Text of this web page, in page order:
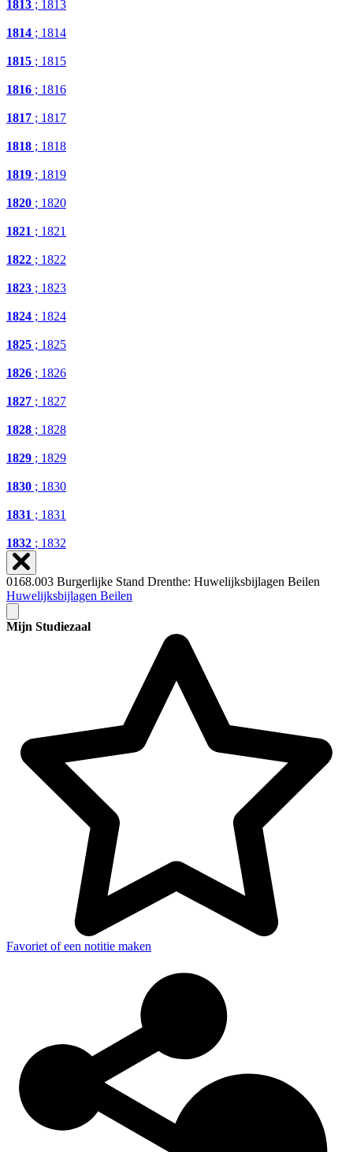
1813 ; 1813
1814 ; 1814
1815 ; 1815
1816 ; 1816
1817 ; 1817
1818 ; 1818
1819 ; 1819
1820 ; 1820
1821 ; 1821
1822 ; 1822
1823 ; 1823
1824 ; 1824
1825 ; 1825
1826 ; 1826
1827 ; 1827
1828 ; 1828
1829 ; 1829
1830 ; 1830
1831 ; 1831
1832 ; 1832
0168.003 Burgerlijke Stand Drenthe: Huwelijksbijlagen Beilen
Huwelijksbijlagen Beilen
Mijn Studiezaal
Favoriet of een notitie maken